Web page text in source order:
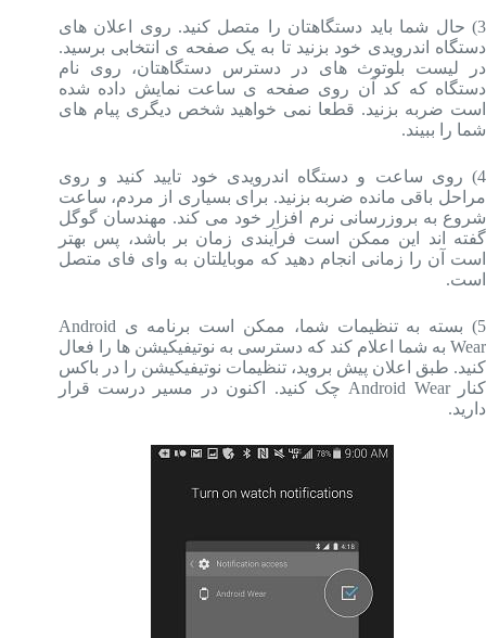
3) حال شما باید دستگاهتان را متصل کنید. روی اعلان های
دستگاه اندرویدی خود بزنید تا به یک صفحه ی انتخابی برسید.
در لیست بلوتوث های در دسترس دستگاهتان، روی نام
دستگاه که کد آن روی صفحه ی ساعت نمایش داده شده
است ضربه بزنید. قطعا نمی خواهید شخص دیگری پیام های
شما را ببیند.
4) روی ساعت و دستگاه اندرویدی خود تایید کنید و روی
مراحل باقی مانده ضربه بزنید. برای بسیاری از مردم، ساعت
شروع به بروزرسانی نرم افزار خود می کند. مهندسان گوگل
گفته اند این ممکن است فرآیندی زمان بر باشد، پس بهتر
است آن را زمانی انجام دهید که موبایلتان به وای فای متصل
است.
5) بسته به تنظیمات شما، ممکن است برنامه ی Android
Wear به شما اعلام کند که دسترسی به نوتیفیکیشن ها را فعال
کنید. طبق اعلان پیش بروید، تنظیمات نوتیفیکیشن را در باکس
کنار Android Wear چک کنید. اکنون در مسیر درست قرار
دارید.